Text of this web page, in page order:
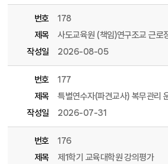
번호
178
제목
사도교육원 (책임)연구조교 근로
작성일
2026-08-05
번호
177
제목
특별연수자(파견교사) 복무관리
작성일
2026-07-31
번호
176
제목
제1학기 교육대학원 강의평가